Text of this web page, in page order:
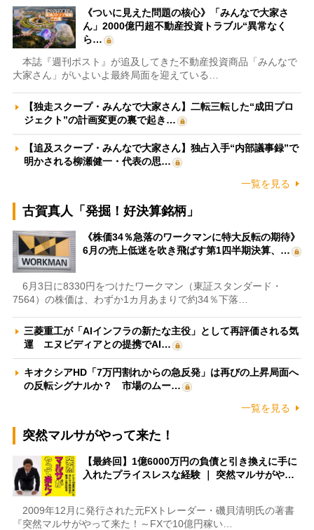
《ついに見えた問題の核心》「みんなで大家さ
ん」2000億円超不動産投資トラブル“異常なく
ら…
本誌『週刊ポスト』が追及してきた不動産投資商品「みんなで
大家さん」がいよいよ最終局面を迎えている…
【独走スクープ・みんなで大家さん】二転三転した“成田プロ
ジェクト”の計画変更の裏で起き…
【追及スクープ・みんなで大家さん】独占入手“内部議事録”で
明かされる柳瀬健一・代表の思…
一覧を見る
古賀真人「発掘！好決算銘柄」
《株価34％急落のワークマンに特大反転の期待》
6月の売上低迷を吹き飛ばす第1四半期決算、…
6月3日に8330円をつけたワークマン（東証スタンダード・
7564）の株価は、わずか1カ月あまりで約34％下落…
三菱重工が「AIインフラの新たな主役」として再評価される気
運 エヌビディアとの提携でAI…
キオクシアHD「7万円割れからの急反発」は再びの上昇局面へ
の反転シグナルか？ 市場のムー…
一覧を見る
突然マルサがやって来た！
【最終回】1億6000万円の負債と引き換えに手に
入れたプライスレスな経験 ｜ 突然マルサがや…
2009年12月に発行された元FXトレーダー・磯貝清明氏の著書
『突然マルサがやって来た！～FXで10億円稼い…